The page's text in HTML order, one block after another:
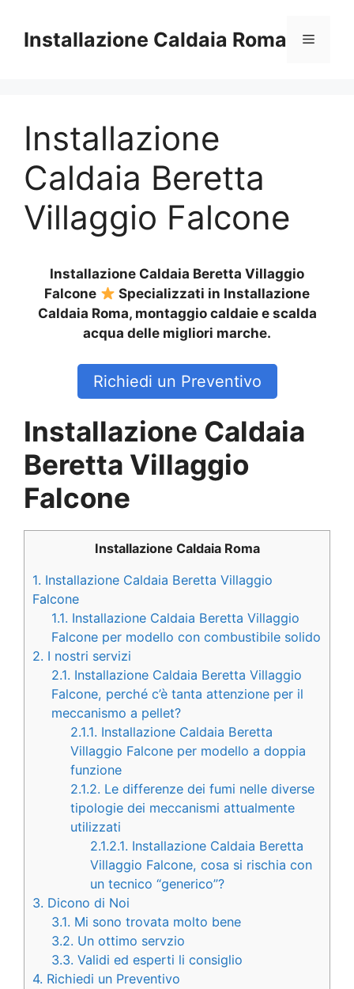
contenuto
Installazione Caldaia Roma Menu
Installazione
Caldaia Beretta
Villaggio Falcone
Installazione Caldaia Beretta Villaggio
Falcone
Specializzati in Installazione
Caldaia Roma, montaggio caldaie e scalda
acqua delle migliori marche.
Richiedi un Preventivo
Installazione Caldaia
Beretta Villaggio
Falcone
Installazione Caldaia Roma
1. Installazione Caldaia Beretta Villaggio
Falcone
1.1. Installazione Caldaia Beretta Villaggio
Falcone per modello con combustibile solido
2. I nostri servizi
2.1. Installazione Caldaia Beretta Villaggio
Falcone, perché c’è tanta attenzione per il
meccanismo a pellet?
2.1.1. Installazione Caldaia Beretta
Villaggio Falcone per modello a doppia
funzione
2.1.2. Le differenze dei fumi nelle diverse
tipologie dei meccanismi attualmente
utilizzati
2.1.2.1. Installazione Caldaia Beretta
Villaggio Falcone, cosa si rischia con
un tecnico “generico”?
3. Dicono di Noi
3.1. Mi sono trovata molto bene
3.2. Un ottimo servzio
3.3. Validi ed esperti li consiglio
4. Richiedi un Preventivo